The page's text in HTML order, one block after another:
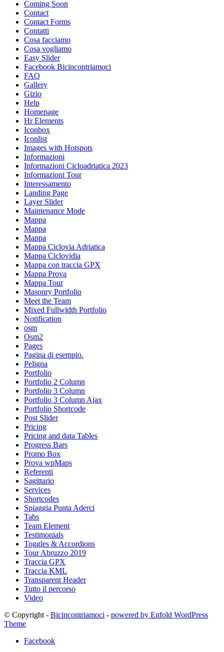
Coming Soon
Contact
Contact Forms
Contatti
Cosa facciamo
Cosa vogliamo
Easy Slider
Facebook Bicincontriamoci
FAQ
Gallery
Gizio
Help
Homepage
Hr Elements
Iconbox
Iconlist
Images with Hotspots
Informazioni
Informazioni Cicloadriatica 2023
Informazioni Tour
Interessamento
Landing Page
Layer Slider
Maintenance Mode
Mappa
Mappa
Mappa
Mappa Ciclovia Adriatica
Mappa Ciclovidia
Mappa con traccia GPX
Mappa Prova
Mappa Tour
Masonry Portfolio
Meet the Team
Mixed Fullwidth Portfolio
Notification
osm
Osm2
Pages
Pagina di esempio.
Peligna
Portfolio
Portfolio 2 Column
Portfolio 3 Column
Portfolio 3 Column Ajax
Portfolio Shortcode
Post Slider
Pricing
Pricing and data Tables
Progress Bars
Promo Box
Prova wpMaps
Referenti
Sagittario
Services
Shortcodes
Spiaggia Punta Aderci
Tabs
Team Element
Testimonials
Toggles & Accordions
Tour Abruzzo 2019
Traccia GPX
Traccia KML
Transparent Header
Tutto il percorso
Video
© Copyright - Bicincontriamoci - powered by Enfold WordPress
Theme
Facebook